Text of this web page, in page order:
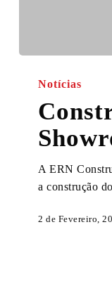
Porto
Notícias
A ERN
a construção
2 de Fevereiro,